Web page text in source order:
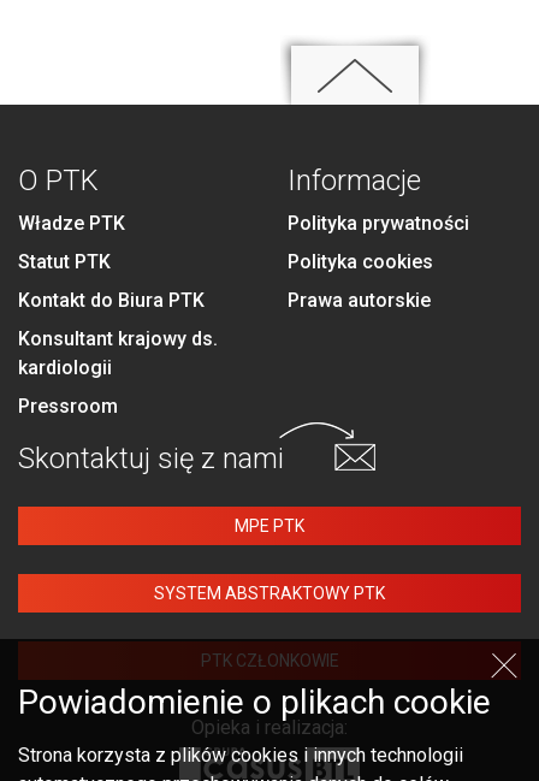
O PTK
Władze PTK
Statut PTK
Kontakt do Biura PTK
Konsultant krajowy ds.
kardiologii
Pressroom
Informacje
Polityka prywatności
Polityka cookies
Prawa autorskie
Skontaktuj się z nami
MPE PTK
SYSTEM ABSTRAKTOWY PTK
PTK CZŁONKOWIE
Opieka i realizacja:
Powiadomienie o plikach cookie
Strona korzysta z plików cookies i innych technologii